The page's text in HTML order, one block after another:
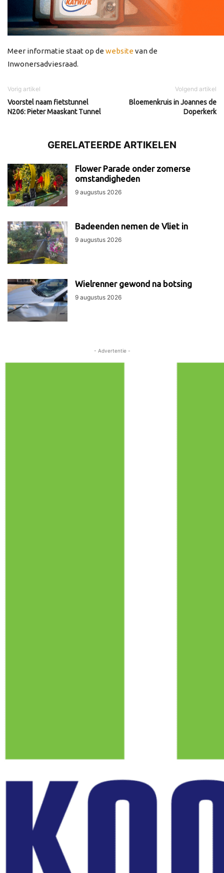
Meer informatie staat op de websitevan de
Inwonersadviesraad.
Vorig artikel
Voorstel naam fietstunnel
N206: Pieter Maaskant Tunnel
Volgend artikel
Bloemenkruis in Joannes de
Doperkerk
GERELATEERDE ARTIKELEN
Flower Parade onder zomerse
omstandigheden
9 augustus 2026
Badeenden nemen de Vliet in
9 augustus 2026
Wielrenner gewond na botsing
9 augustus 2026
- Advertentie -